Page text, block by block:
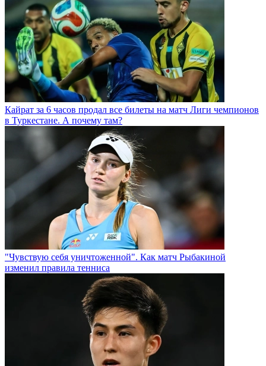
Кайрат за 6 часов продал все билеты на матч Лиги чемпионов
в Туркестане. А почему там?
"Чувствую себя уничтоженной". Как матч Рыбакиной
изменил правила тенниса